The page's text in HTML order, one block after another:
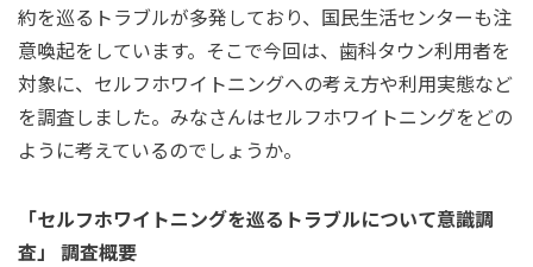
約を巡るトラブルが多発しており、国⺠⽣活センターも注
意喚起をしています。そこで今回は、⻭科タウン利⽤者を
対象に、セルフホワイトニングへの考え⽅や利⽤実態など
を調査しました。みなさんはセルフホワイトニングをどの
ように考えているのでしょうか。
「セルフホワイトニングを巡るトラブルについて意識調
査」 調査概要